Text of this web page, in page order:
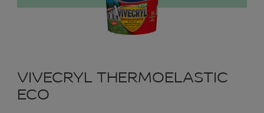
VIVECRYL THERMOELASTIC
ECO